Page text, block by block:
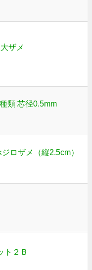
ザメ
類 芯径0.5mm
ロザメ（縦2.5cm）
ト２Ｂ